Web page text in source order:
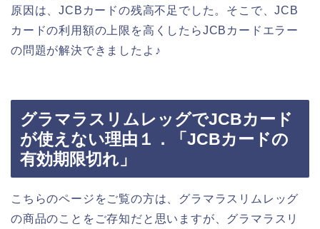
原因は、JCBカードの残高不足でした。そこで、JCB
カードの利用額の上限を高くしたらJCBカードエラー
の問題が解決できましたよ♪
グラマラスリムレッグでJCBカード
が使えない理由１．「JCBカードの
有効期限切れ」
こちらのページをご覧の方は、グラマラスリムレッグ
の商品のことをご存知だと思いますが、グラマラスリ